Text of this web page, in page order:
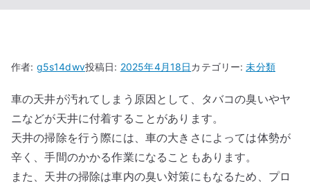
作者: g5s14dwv投稿日: 2025年4月18日カテゴリー:未分類
車の天井が汚れてしまう原因として、タバコの臭いやヤ
ニなどが天井に付着することがあります。
天井の掃除を行う際には、車の大きさによっては体勢が
辛く、手間のかかる作業になることもあります。
また、天井の掃除は車内の臭い対策にもなるため、プロ